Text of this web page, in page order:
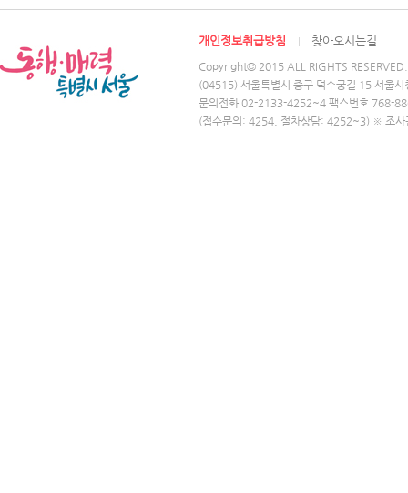
개인정보취급방침 찾아오시는길
Copyright© 2015 ALL RIGHTS RESERVED.
(04515) 서울특별시 중구 덕수궁길 15 서울
문의전화 02-2133-4252~4 팩스번호 768-
(접수문의: 4254, 절차상담: 4252~3) ※ 조사